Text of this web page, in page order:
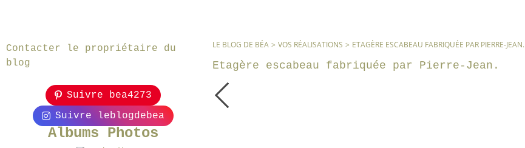
Contacter le propriétaire du
blog
Suivre bea4273
Suivre leblogdebea
Albums Photos
LE BLOG DE BÉA > VOS RÉALISATIONS > ETAGÈRE ESCABEAU FABRIQUÉE PAR PIERRE-JEAN.
Etagère escabeau fabriquée par Pierre-Jean.